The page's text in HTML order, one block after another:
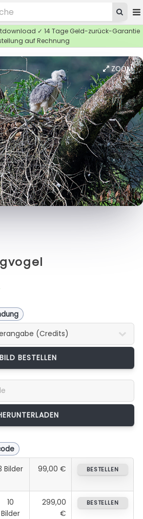
✓ 14 Tage Geld-zurück-Garantie
auf Rechnung
ZOOM
BILD BESTELLEN
Bilder 99,00 € BESTELLEN
10
Bilder
299,00
€
BESTELLEN